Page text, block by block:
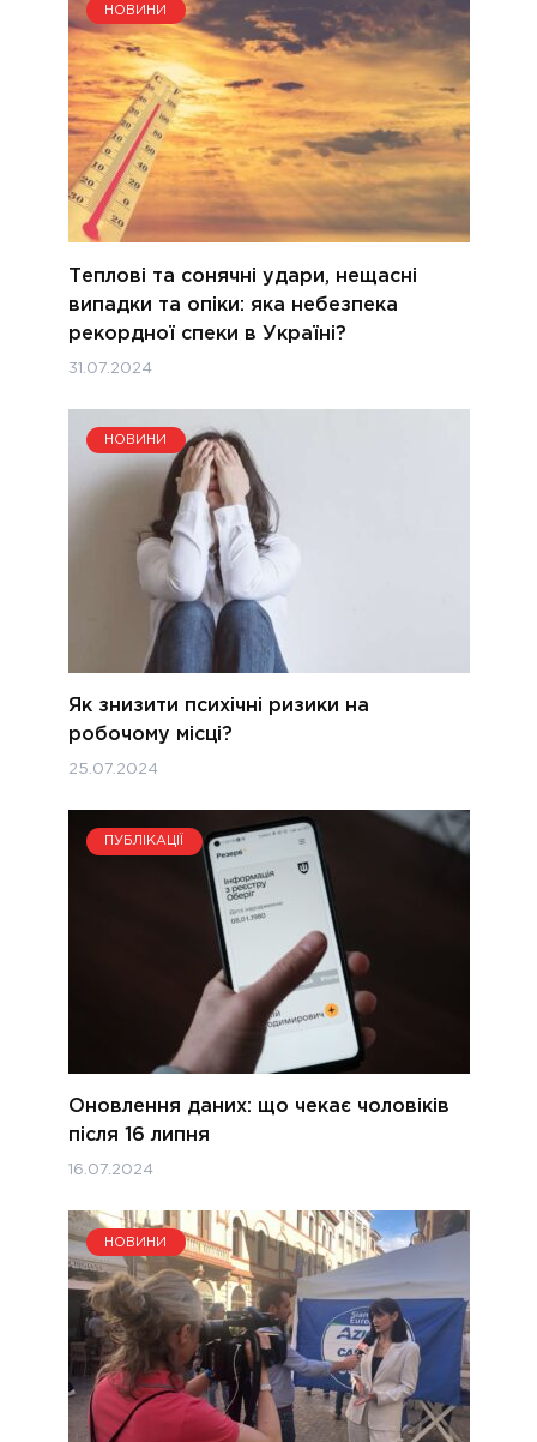
НОВИНИ
Теплові та сонячні удари, нещасні
випадки та опіки: яка небезпека
рекордної спеки в Україні?
31.07.2024
НОВИНИ
Як знизити психічні ризики на
робочому місці?
25.07.2024
ПУБЛІКАЦІЇ
Оновлення даних: що чекає чоловіків
після 16 липня
16.07.2024
НОВИНИ